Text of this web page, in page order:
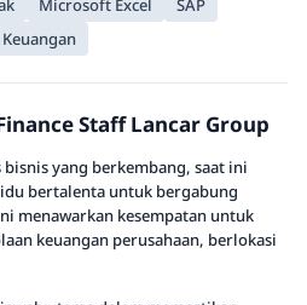
Microsoft Excel
SAP
Staff Lancar Group
yang berkembang, saat ini
bertalenta untuk bergabung
menawarkan kesempatan untuk
keuangan perusahaan, berlokasi